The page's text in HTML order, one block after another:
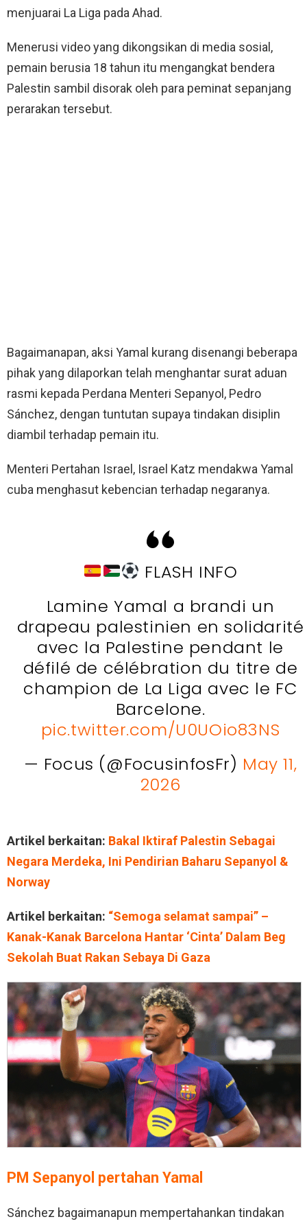
menjuarai La Liga pada Ahad.
Menerusi video yang dikongsikan di media sosial,
pemain berusia 18 tahun itu mengangkat bendera
Palestin sambil disorak oleh para peminat sepanjang
perarakan tersebut.
Bagaimanapan, aksi Yamal kurang disenangi beberapa
pihak yang dilaporkan telah menghantar surat aduan
rasmi kepada Perdana Menteri Sepanyol, Pedro
Sánchez, dengan tuntutan supaya tindakan disiplin
diambil terhadap pemain itu.
Menteri Pertahan Israel, Israel Katz mendakwa Yamal
cuba menghasut kebencian terhadap negaranya.
FLASH INFO
Lamine Yamal a brandi un
drapeau palestinien en solidarité
avec la Palestine pendant le
défilé de célébration du titre de
champion de La Liga avec le FC
Barcelone.
pic.twitter.com/U0UOio83NS
— Focus (@FocusinfosFr) May 11,
2026
Artikel berkaitan: Bakal Iktiraf Palestin Sebagai
Negara Merdeka, Ini Pendirian Baharu Sepanyol &
Norway
Artikel berkaitan: “Semoga selamat sampai” –
Kanak-Kanak Barcelona Hantar ‘Cinta’ Dalam Beg
Sekolah Buat Rakan Sebaya Di Gaza
PM Sepanyol pertahan Yamal
Sánchez bagaimanapun mempertahankan tindakan